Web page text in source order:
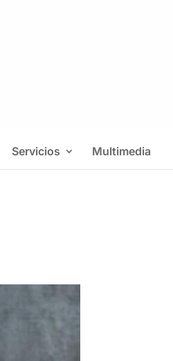
Servicios Multimedia